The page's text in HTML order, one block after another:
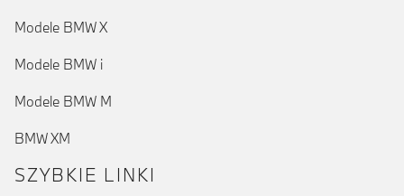
Modele BMW X
Modele BMW i
Modele BMW M
BMW XM
SZYBKIE LINKI